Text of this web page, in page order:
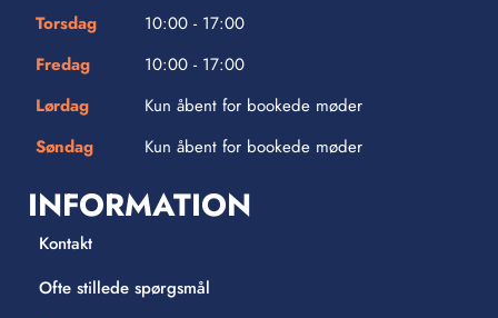
Torsdag
10:00 - 17:00
Fredag
10:00 - 17:00
Lørdag
Kun åbent for bookede møder
Søndag
Kun åbent for bookede møder
INFORMATION
Kontakt
Ofte stillede spørgsmål